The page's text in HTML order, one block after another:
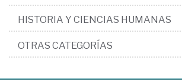
HISTORIA Y CIENCIAS HUMANAS
OTRAS CATEGORÍAS